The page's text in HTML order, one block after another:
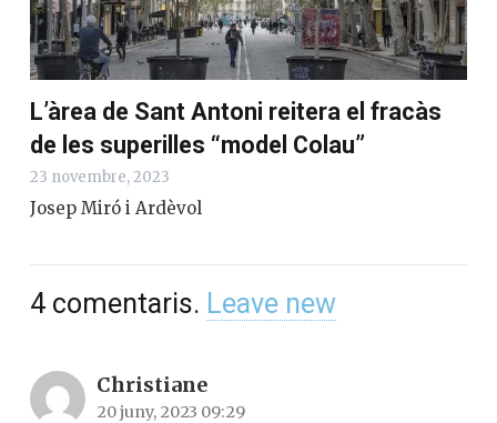
L’àrea de Sant Antoni reitera el fracàs
de les superilles “model Colau”
23 novembre, 2023
Josep Miró i Ardèvol
4 comentaris. Leave new
Christiane
20 juny, 2023 09:29